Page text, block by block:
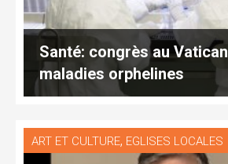
Santé: congrès au
maladies orphelines
ART ET CULTURE, EGLISES LOCALES